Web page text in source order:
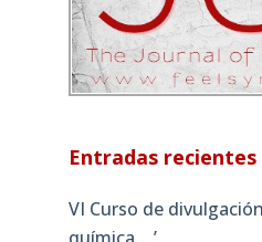
Entradas recientes
VI Curso de